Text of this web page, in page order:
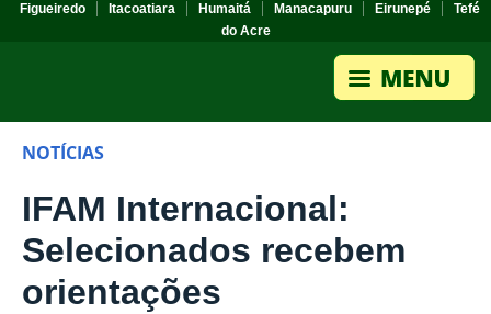
Figueiredo
Itacoatiara Humaitá Manacapuru Eirunepé
Tefé
do Acre
NOTÍCIAS
IFAM Internacional:
Selecionados recebem
orientações